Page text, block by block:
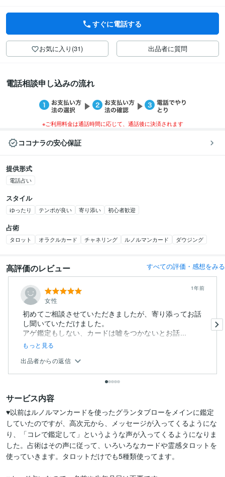
すぐに電話する
お気に入り(31) 出品者に質問
電話相談申し込みの流れ
※ご利用料金は通話時間に応じて、通話後に決済されます
ココナラの安心保証
提供形式
電話占い
スタイル
ゆったり テンポが良い 寄り添い 初心者歓迎
占術
タロット オラクルカード チャネリング ルノルマンカード ダウジング
高評価のレビュー すべての評価・感想をみる
女性
1年前
初めてご相談させていただきましたが、寄り添ってお話
し聞いていただけました。
アゲ鑑定もしない、カードは嘘をつかないとお話...
もっと見る
出品者からの返信
サービス内容
♥以前はルノルマンカードを使ったグランタブローをメインに鑑定
していたのですが、高次元から、メッセージが入ってくるようにな
り、「コレで鑑定して」というような声が入ってくるようになりま
した。占術はその声に従って、いろいろなカードや霊感タロットを
使っていきます。タロットだけでも5種類使ってます。